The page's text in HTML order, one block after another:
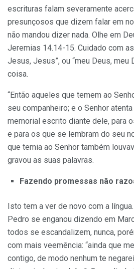
escritu­ras falam severamente
presunçosos que dizem fa­lar em
não mandou dizer nada. Olhe em
Jeremias 14.14-15. Cuidado com
Jesus, Jesus”, ou “meu Deus, meu
coisa.
“Então aqueles que temem ao
seu companheiro; e o Senhor
memorial escrito diante dele, para
e para os que se lembram do seu
que temia ao Senhor também
gravou as suas palavras.
Fazendo promessas não
Isto tem a ver de novo com a
Pedro se enganou dizendo em
todos se escandali­zem, nunca,
com mais veemência: “ainda que
contigo, de modo nenhum te